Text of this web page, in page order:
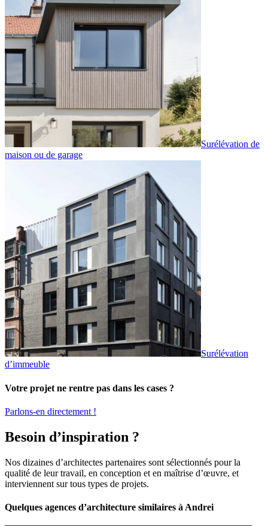
Surélévation de
maison ou de garage
Surélévation
d’immeuble
Votre projet ne rentre pas dans les cases ?
Parlons-en directement !
Besoin d’inspiration ?
Nos dizaines d’architectes partenaires sont sélectionnés pour la
qualité de leur travail, en conception et en maîtrise d’œuvre, et
interviennent sur tous types de projets.
Quelques agences d’architecture similaires à Andrei